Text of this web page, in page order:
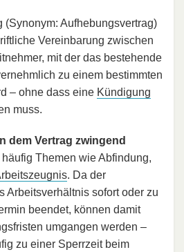
(Synonym: Aufhebungsvertrag)
Vereinbarung zwischen
mit der das bestehende
zu einem bestimmten
– ohne dass eine Kündigung
muss.
dem Vertrag zwingend
häufig Themen wie Abfindung,
. Da der
Arbeitsverhältnis sofort oder zu
beendet, können damit
umgangen werden –
zu einer Sperrzeit beim